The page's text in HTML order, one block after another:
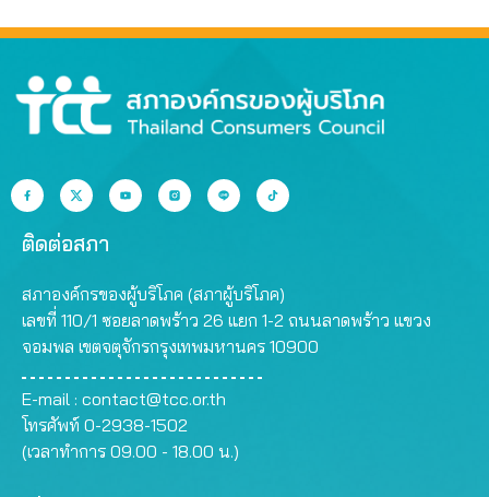
ติดต่อสภา
สภาองค์กรของผู้บริโภค (สภาผู้บริโภค)
เลขที่ 110/1 ซอยลาดพร้าว 26 แยก 1-2 ถนนลาดพร้าว แขวง
จอมพล เขตจตุจักรกรุงเทพมหานคร 10900
E-mail : contact@tcc.or.th
โทรศัพท์ 0-2938-1502
(เวลาทำการ 09.00 - 18.00 น.)